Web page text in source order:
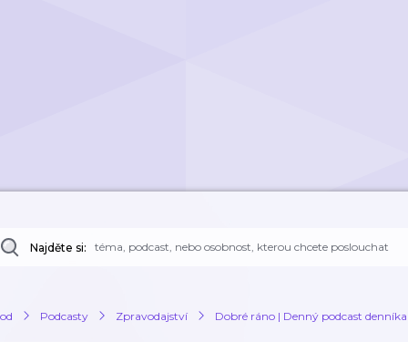
Najděte si:
Podcasty Zpravodajství Dobré ráno | Denný podcast denníka